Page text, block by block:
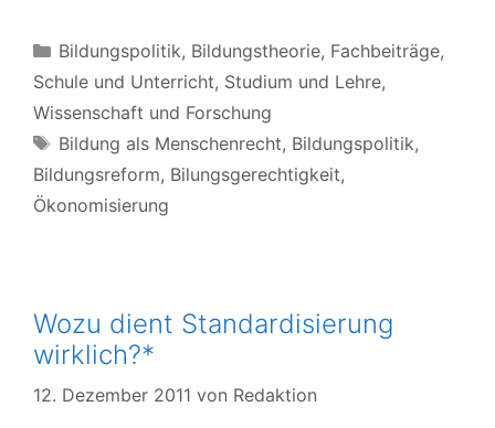
Kategorien
Bildungspolitik, Bildungstheorie, Fachbeiträge,
Schule und Unterricht, Studium und Lehre,
Wissenschaft und Forschung
Schlagwörter
Bildung als Menschenrecht, Bildungspolitik,
Bildungsreform, Bilungsgerechtigkeit,
Ökonomisierung
Wozu dient Standardisierung
wirklich?*
12. Dezember 2011 von Redaktion